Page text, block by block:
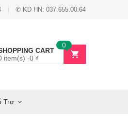
✆ KD HN: 037.655.00.64
CART
item(s) -0 ₫
0
Trợ